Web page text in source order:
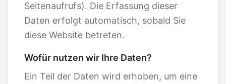
Seitenaufrufs). Die Erfassung dieser
Daten erfolgt automatisch, sobald Sie
diese Website betreten.
Wofür nutzen wir Ihre Daten?
Ein Teil der Daten wird erhoben, um eine